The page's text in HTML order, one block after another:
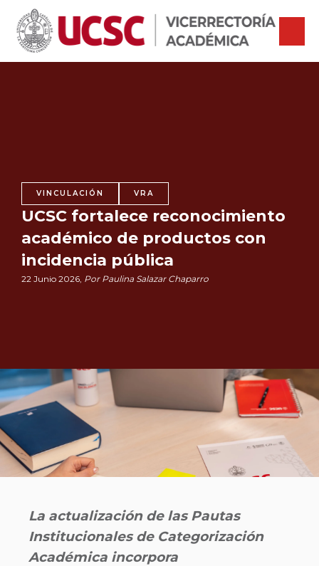
VINCULACIÓN VRA
UCSC fortalece reconocimiento
académico de productos con
incidencia pública
22 Junio 2026, Por Paulina Salazar Chaparro
La actualización de las Pautas
Institucionales de Categorización
Académica incorpora